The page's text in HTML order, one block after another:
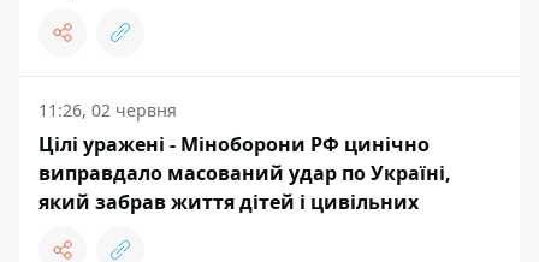
11:26, 02 червня
Цілі уражені - Міноборони РФ цинічно
виправдало масований удар по Україні,
який забрав життя дітей і цивільних